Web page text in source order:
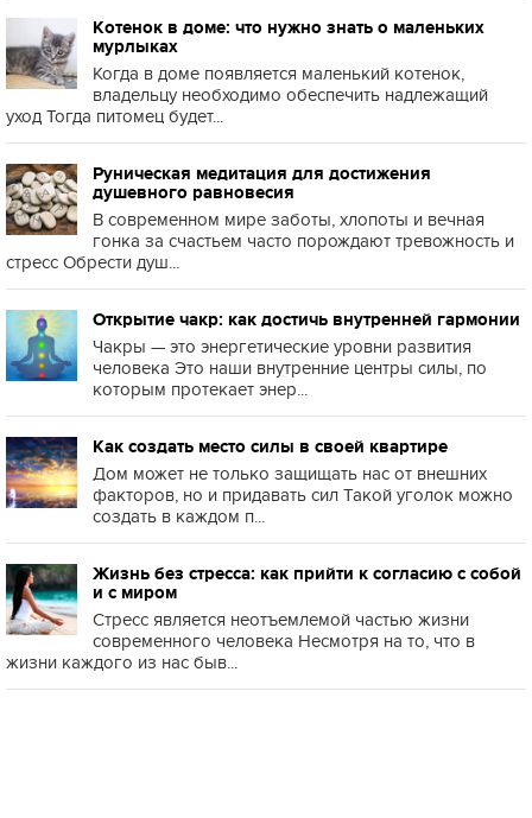
Котенок в доме: что нужно знать о маленьких
мурлыках
Когда в доме появляется маленький котенок,
владельцу необходимо обеспечить надлежащий
уход Тогда питомец будет...
Руническая медитация для достижения
душевного равновесия
В современном мире заботы, хлопоты и вечная
гонка за счастьем часто порождают тревожность и
стресс Обрести душ...
Открытие чакр: как достичь внутренней гармонии
Чакры — это энергетические уровни развития
человека Это наши внутренние центры силы, по
которым протекает энер...
Как создать место силы в своей квартире
Дом может не только защищать нас от внешних
факторов, но и придавать сил Такой уголок можно
создать в каждом п...
Жизнь без стресса: как прийти к согласию с собой
и с миром
Стресс является неотъемлемой частью жизни
современного человека Несмотря на то, что в
жизни каждого из нас быв...